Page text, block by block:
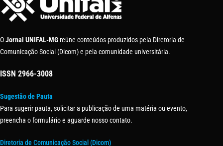
OJornal UNIFAL-MG reúne conteúdos produzidos pela Diretoria de
Comunicação Social (Dicom) e pela comunidade universitária.
ISSN 2966-3008
Sugestão de Pauta
Para sugerir pauta, solicitar a publicação de uma matéria ou evento,
preencha o formulário e aguarde nosso contato.
Diretoria de Comunicação Social (Dicom)